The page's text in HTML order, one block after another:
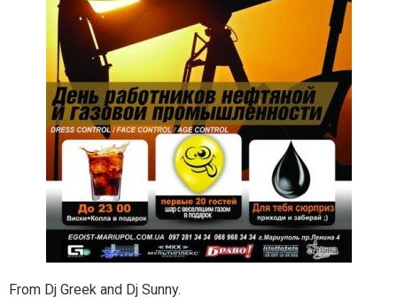
From Dj Greek and Dj Sunny.